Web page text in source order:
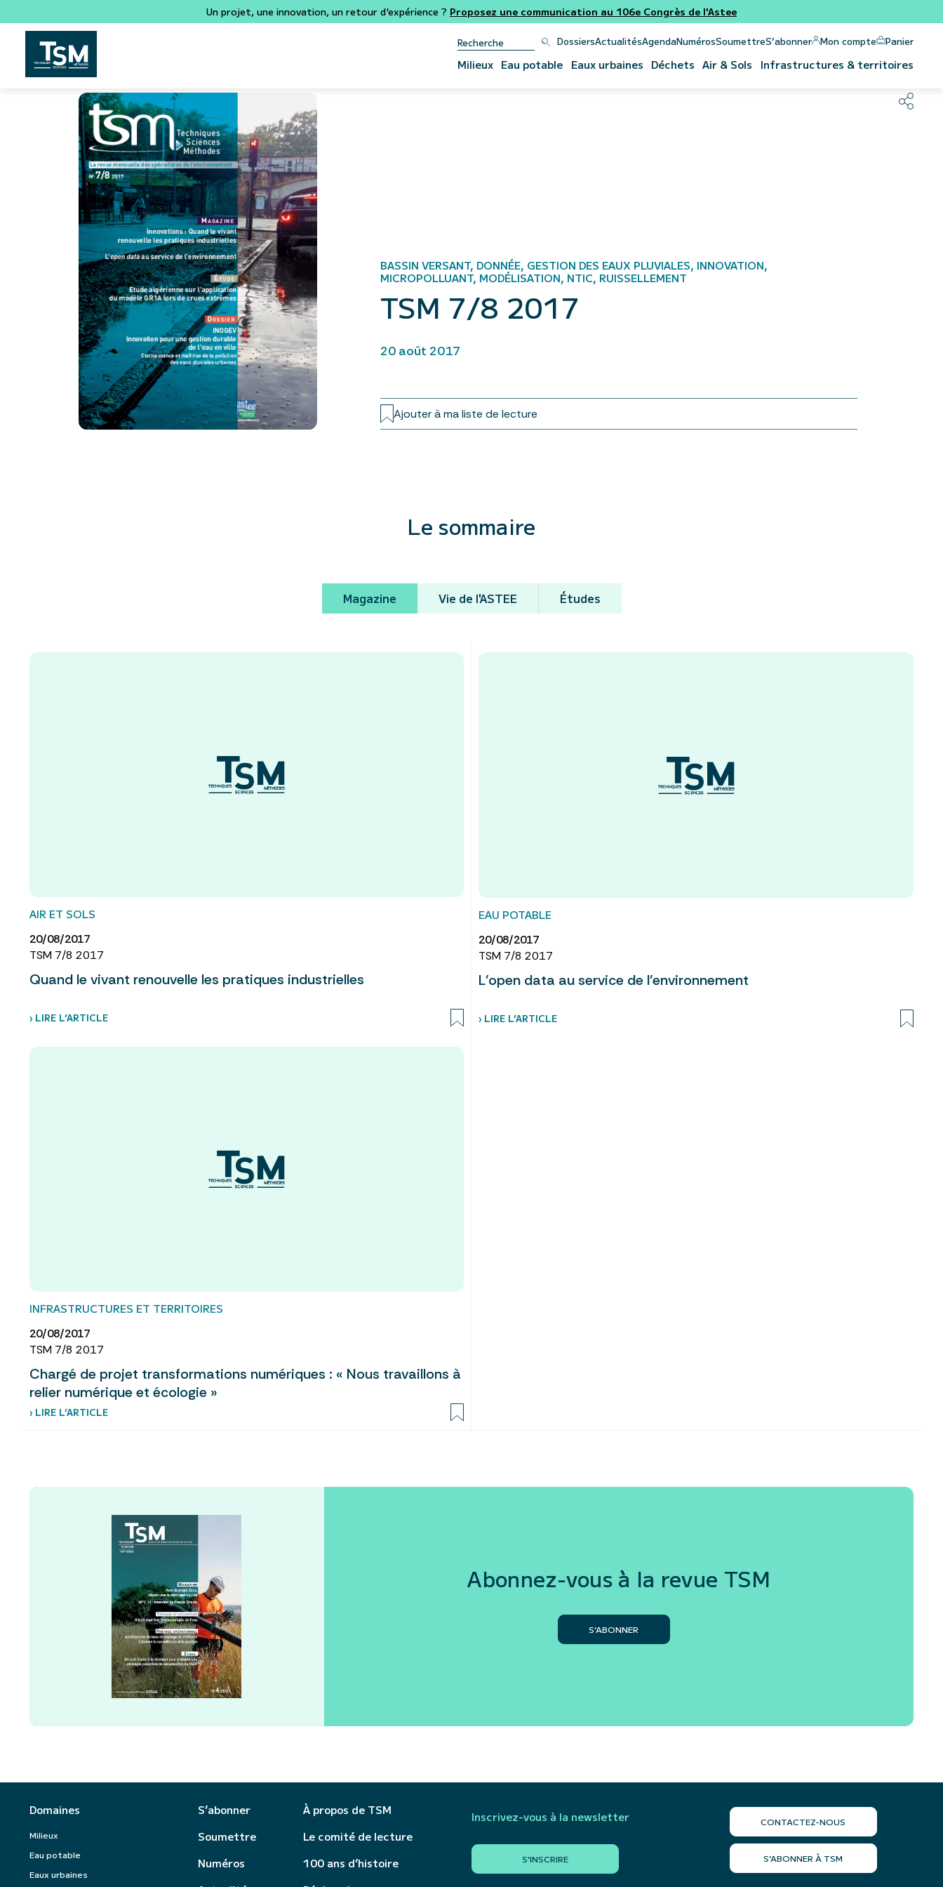
Un projet, une innovation, un retour d'expérience ? Proposez une communication au 106e Congrès de l'Astee
DossiersActualitésAgendaNumérosSoumettreS’abonner Mon compte Panier
Milieux Eau potable Eaux urbaines Déchets Air & Sols Infrastructures & territoires
BASSIN VERSANT, DONNÉE, GESTION DES EAUX PLUVIALES, INNOVATION,
MICROPOLLUANT, MODÉLISATION, NTIC, RUISSELLEMENT
TSM 7/8 2017
20 août 2017
Ajouter à ma liste de lecture
Le sommaire
Magazine Vie de l'ASTEE Études
AIR ET SOLS
20/08/2017
TSM 7/8 2017
Quand le vivant renouvelle les pratiques industrielles
› LIRE L’ARTICLE
EAU POTABLE
20/08/2017
TSM 7/8 2017
L’open data au service de l’environnement
› LIRE L’ARTICLE
INFRASTRUCTURES ET TERRITOIRES
20/08/2017
TSM 7/8 2017
Chargé de projet transformations numériques : « Nous travaillons à
relier numérique et écologie »
› LIRE L’ARTICLE
Abonnez-vous à la revue TSM
S’ABONNER
Domaines
Milieux
Eau potable
Eaux urbaines
S’abonner
Soumettre
Numéros
À propos de TSM
Le comité de lecture
100 ans d’histoire
Inscrivez-vous à la newsletter
S'INSCRIRE
CONTACTEZ-NOUS
S’ABONNER À TSM